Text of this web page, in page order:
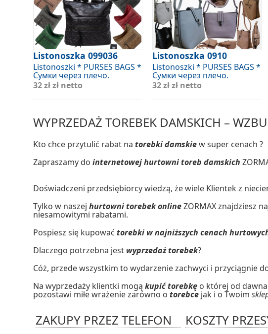
Listonoszka 099036
Listonoszki * PURSES BAGS *
Сумки через плечо.
32 złzł netto
Listonoszka 0910
Listonoszki * PURSES BAGS *
Сумки через плечо.
32 złzł netto
WYPRZEDAŻ TOREBEK DAMSKICH –
Kto chce przytulić rabat natorebki damskiew super cenach ?
Zapraszamy dointernetowej hurtowni toreb damskich
Doświadczeni przedsiębiorcy wiedzą, że wiele Klientek z
Tylko w naszejhurtowni torebek onlineZORMAX znajdziesz
niesamowitymi rabatami.
Pospiesz się kupowaćtorebki w najniższych cenach
Dlaczego potrzebna jest wyprzedaż torebek?
Cóż, przede wszystkim to wydarzenie zachwyci i przyciągnie
Na wyprzedaży klientki mogąkupić torebkę o której od
pozostawi miłe wrażenie zarówno otorebce jak i o Twoim
ZAKUPY PRZEZ TELEFON KOSZTY